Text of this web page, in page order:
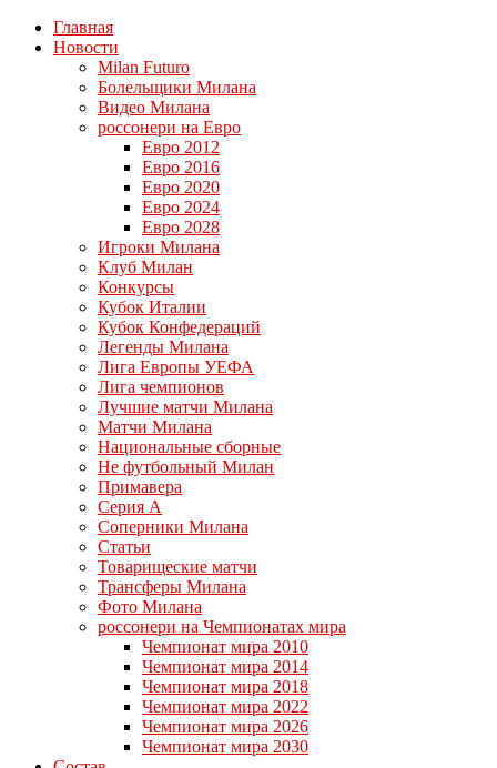
Главная
Новости
Milan Futuro
Болельщики Милана
Видео Милана
россонери на Евро
Евро 2012
Евро 2016
Евро 2020
Евро 2024
Евро 2028
Игроки Милана
Клуб Милан
Конкурсы
Кубок Италии
Кубок Конфедераций
Легенды Милана
Лига Европы УЕФА
Лига чемпионов
Лучшие матчи Милана
Матчи Милана
Национальные сборные
Не футбольный Милан
Примавера
Серия А
Соперники Милана
Статьи
Товарищеские матчи
Трансферы Милана
Фото Милана
россонери на Чемпионатах мира
Чемпионат мира 2010
Чемпионат мира 2014
Чемпионат мира 2018
Чемпионат мира 2022
Чемпионат мира 2026
Чемпионат мира 2030